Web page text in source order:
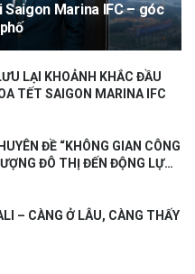
LẠI KHOẢNH KHẮC ĐẦU
TẾT SAIGON MARINA IFC
ĐỀ “KHÔNG GIAN CÔNG
ĐÔ THỊ ĐẾN ĐỘNG LỰC
– CÀNG Ở LÂU, CÀNG THẤY